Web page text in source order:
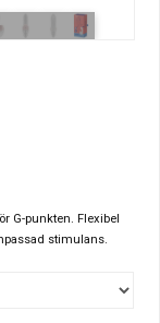
G-punkten. Flexibel
stimulans.